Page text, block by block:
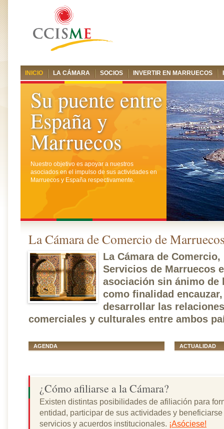
INICIO LA CÁMARA SOCIOS INVERTIR EN MARRUECOS
Su puente entre
España y
Marruecos
Nuestro objetivo es apoyar a nuestros
asociados en el impulso de sus actividades en
Marruecos y España respectivamente.
La Cámara de Comercio de
La Cámara de
Servicios de Marruecos
asociación sin ánimo de
como finalidad
desarrollar las
comerciales y culturales entre ambos
AGENDA ACTUALIDAD
¿Cómo afiliarse a la Cámara?
Existen distintas posibilidades de afiliación para
entidad, participar de sus actividades y
servicios y acuerdos institucionales. ¡Asóciese!